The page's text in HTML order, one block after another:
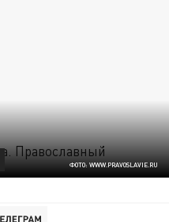
ФОТО: WWW.PRAVOSLAVIE.RU